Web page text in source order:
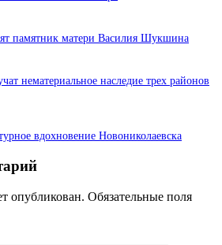
памятник матери Василия Шукшина
нематериальное наследие трех районов
вдохновение Новониколаевска
опубликован. Обязательные поля